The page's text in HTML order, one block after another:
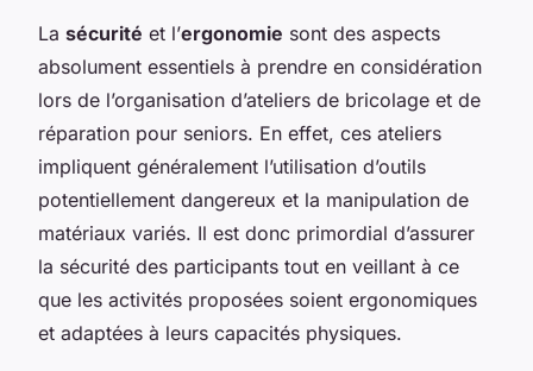
La sécurité et l’ergonomie sont des aspects
absolument essentiels à prendre en considération
lors de l’organisation d’ateliers de bricolage et de
réparation pour seniors. En effet, ces ateliers
impliquent généralement l’utilisation d’outils
potentiellement dangereux et la manipulation de
matériaux variés. Il est donc primordial d’assurer
la sécurité des participants tout en veillant à ce
que les activités proposées soient ergonomiques
et adaptées à leurs capacités physiques.